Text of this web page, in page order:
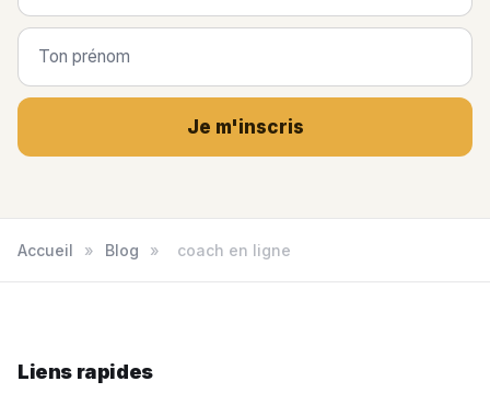
Je m'inscris
Accueil » Blog » coach en ligne
Liens rapides